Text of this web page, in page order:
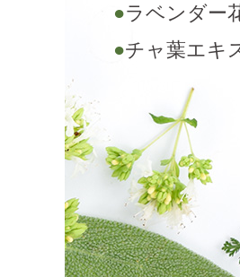
●ラベンダー
●チャ葉エキ